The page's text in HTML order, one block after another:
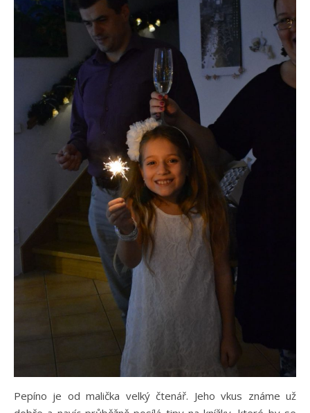
Pepíno je od malička velký čtenář. Jeho vkus známe už